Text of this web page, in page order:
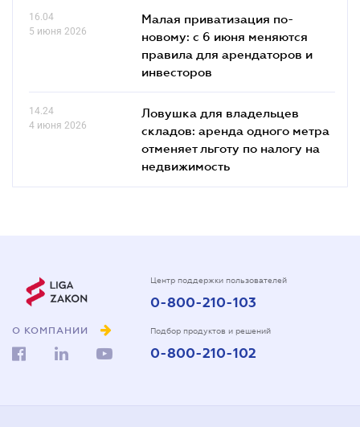
16.04
5 июня 2026
Малая приватизация по-
новому: с 6 июня меняются
правила для арендаторов и
инвесторов
14.24
4 июня 2026
Ловушка для владельцев
складов: аренда одного метра
отменяет льготу по налогу на
недвижимость
О КОМПАНИИ
Центр поддержки пользователей
0-800-210-103
Подбор продуктов и решений
0-800-210-102